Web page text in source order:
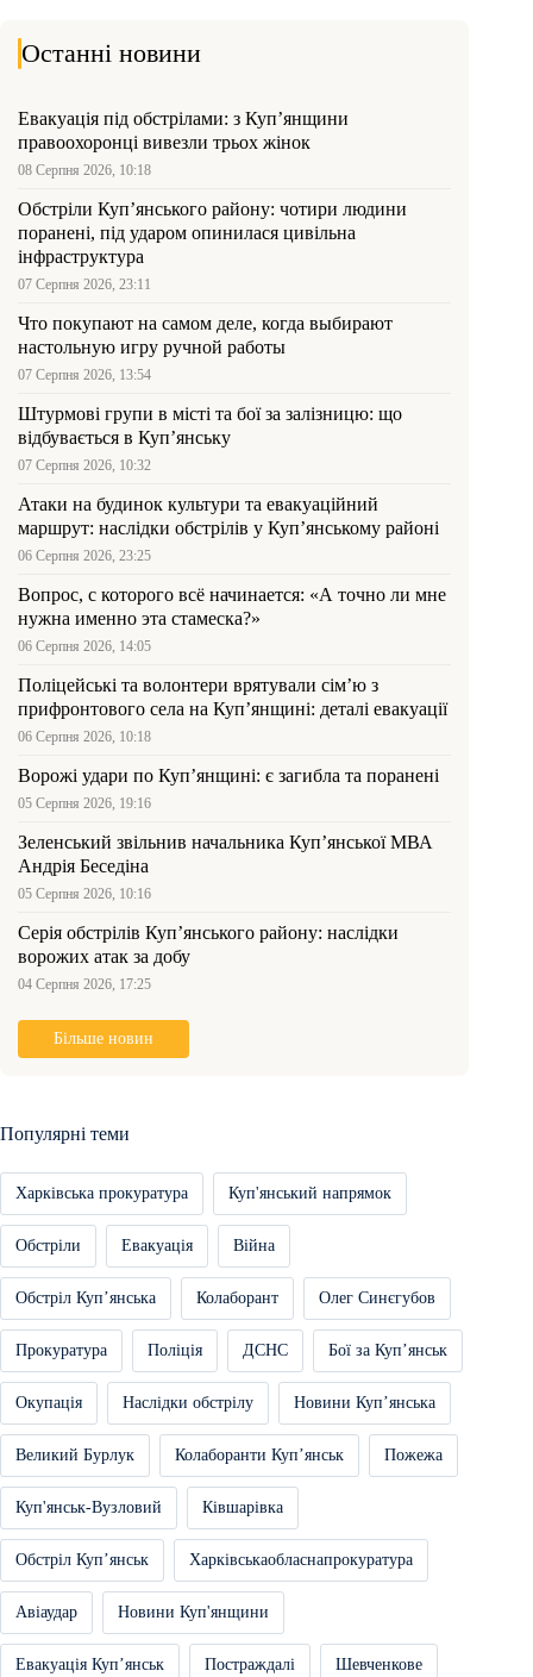
Останні новини
Евакуація під обстрілами: з Куп’янщини
правоохоронці вивезли трьох жінок
08 Серпня 2026, 10:18
Обстріли Куп’янського району: чотири людини
поранені, під ударом опинилася цивільна
інфраструктура
07 Серпня 2026, 23:11
Что покупают на самом деле, когда выбирают
настольную игру ручной работы
07 Серпня 2026, 13:54
Штурмові групи в місті та бої за залізницю: що
відбувається в Куп’янську
07 Серпня 2026, 10:32
Атаки на будинок культури та евакуаційний
маршрут: наслідки обстрілів у Куп’янському районі
06 Серпня 2026, 23:25
Вопрос, с которого всё начинается: «А точно ли мне
нужна именно эта стамеска?»
06 Серпня 2026, 14:05
Поліцейські та волонтери врятували сім’ю з
прифронтового села на Куп’янщині: деталі евакуації
06 Серпня 2026, 10:18
Ворожі удари по Куп’янщині: є загибла та поранені
05 Серпня 2026, 19:16
Зеленський звільнив начальника Купʼянської МВА
Андрія Беседіна
05 Серпня 2026, 10:16
Серія обстрілів Куп’янського району: наслідки
ворожих атак за добу
04 Серпня 2026, 17:25
Більше новин
Популярні теми
Харківська прокуратура Куп'янський напрямок
Обстріли Евакуація Війна
Обстріл Купʼянська Колаборант Олег Синєгубов
Прокуратура Поліція ДСНС Бої за Купʼянськ
Окупація Наслідки обстрілу Новини Купʼянська
Великий Бурлук Колаборанти Купʼянськ Пожежа
Куп'янськ-Вузловий Ківшарівка
Обстріл Купʼянськ Харківськаобласнапрокуратура
Авіаудар Новини Куп'янщини
Евакуація Купʼянськ Постраждалі Шевченкове